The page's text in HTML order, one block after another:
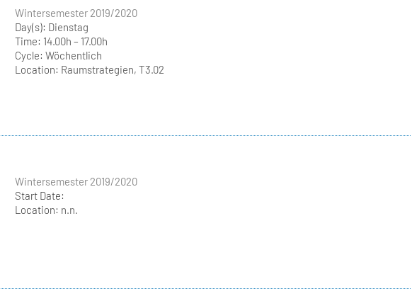
Wintersemester 2019/2020
Day(s): Dienstag
Time: 14.00h – 17.00h
Cycle: Wöchentlich
Location: Raumstrategien, T3.02
Wintersemester 2019/2020
Start Date:
Location: n.n.